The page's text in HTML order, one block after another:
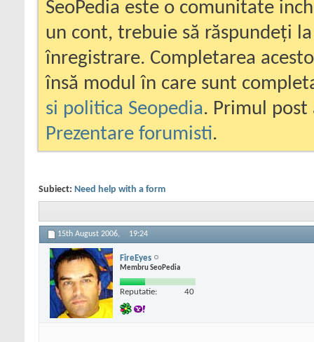
SeoPedia este o comunitate
un cont, trebuie să răspundeți
înregistrare. Completarea
însă modul în care sunt
si politica Seopedia. Primul
Prezentare forumisti.
Subiect: Need help with a form
15th August 2006, 19:24
FireEyes
Membru SeoPedia
Reputatie: 40